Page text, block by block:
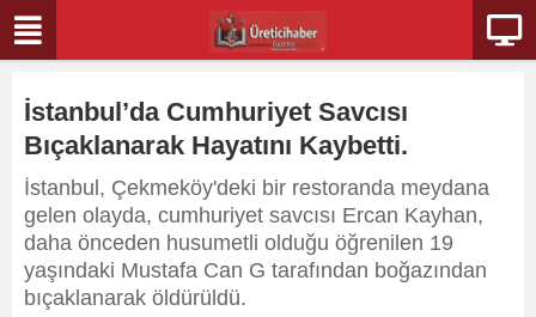
İstanbul’da Cumhuriyet Savcısı
Bıçaklanarak Hayatını Kaybetti.
İstanbul, Çekmeköy'deki bir restoranda meydana
gelen olayda, cumhuriyet savcısı Ercan Kayhan,
daha önceden husumetli olduğu öğrenilen 19
yaşındaki Mustafa Can G tarafından boğazından
bıçaklanarak öldürüldü.